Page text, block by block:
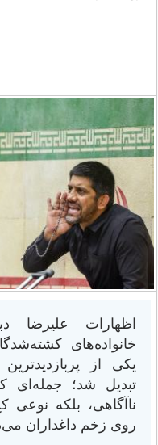
اظهارات
خانواده‌های
یکی از
تبدیل شد؛ جمله‌ای
ناآگاهی، بلکه نوعی
روی زخم داغداران